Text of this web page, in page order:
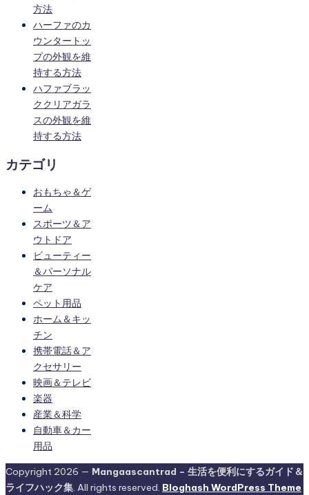
方法
ハーファのカ
ウンタートッ
プの外観を維
持する方法
ハファブラッ
ククリアガラ
スの外観を維
持する方法
カテゴリ
おもちゃ＆ゲ
ーム
スポーツ＆ア
ウトドア
ビューティー
＆パーソナル
ケア
ペット用品
ホーム＆キッ
チン
携帯電話＆ア
クセサリー
映画＆テレビ
楽器
産業＆科学
自動車＆カー
用品
Copyright 2026 — Mangaascantrad – 生活を便利にするガイド＆
ライフハック集. All rights reserved. Bloghash WordPress Theme